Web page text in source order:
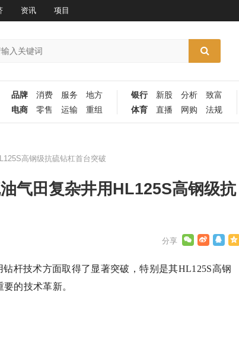
资讯 项目
品牌 消费 服务
地方
电商
零售 运输 重组
银行 新股 分析
致富
体育
直播 网购 法规
高钢级抗硫钻杠首台突破
气田复杂井用HL125S高钢级抗
杆技术方面取得了显著突破，特别是其HL125S高钢
的技术革新。